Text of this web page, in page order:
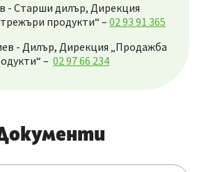
- Старши дилър, Дирекция
продукти“ – 02 93 91 365
- Дилър, Дирекция „Продажба
– 02 97 66 234